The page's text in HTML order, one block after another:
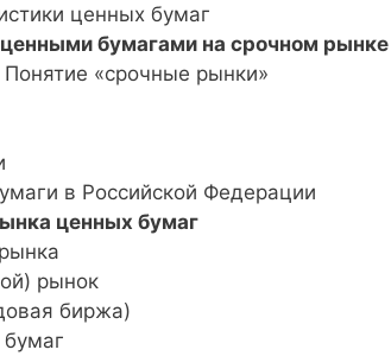
ценных бумаг
бумагами на срочном рынке
«срочные рынки»
в Российской Федерации
ценных бумаг
рынок
биржа)